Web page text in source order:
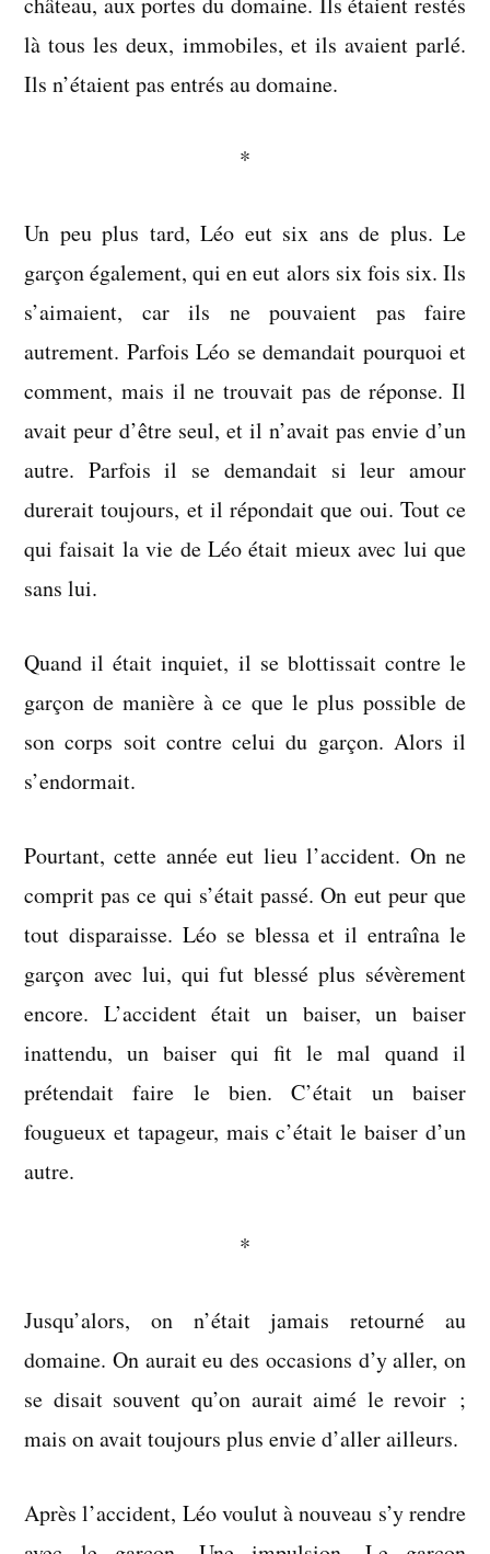
là tous les deux, immobiles, et ils avaient parlé.
Ils n’étaient pas entrés au domaine.
*
Un peu plus tard, Léo eut six ans de plus. Le
garçon également, qui en eut alors six fois six. Ils
s’aimaient, car ils ne pouvaient pas faire
autrement. Parfois Léo se demandait pourquoi et
comment, mais il ne trouvait pas de réponse. Il
avait peur d’être seul, et il n’avait pas envie d’un
autre. Parfois il se demandait si leur amour
durerait toujours, et il répondait que oui. Tout ce
qui faisait la vie de Léo était mieux avec lui que
sans lui.
Quand il était inquiet, il se blottissait contre le
garçon de manière à ce que le plus possible de
son corps soit contre celui du garçon. Alors il
s’endormait.
Pourtant, cette année eut lieu l’accident. On ne
comprit pas ce qui s’était passé. On eut peur que
tout disparaisse. Léo se blessa et il entraîna le
garçon avec lui, qui fut blessé plus sévèrement
encore. L’accident était un baiser, un baiser
inattendu, un baiser qui fit le mal quand il
prétendait faire le bien. C’était un baiser
fougueux et tapageur, mais c’était le baiser d’un
autre.
*
Jusqu’alors, on n’était jamais retourné au
domaine. On aurait eu des occasions d’y aller, on
se disait souvent qu’on aurait aimé le revoir ;
mais on avait toujours plus envie d’aller ailleurs.
Après l’accident, Léo voulut à nouveau s’y rendre